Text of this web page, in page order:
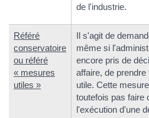
de l'industrie.
Référé
conservatoire
ou référé
« mesures
utiles »
Il s'agit de
même si
encore pris de
affaire, de
utile. Cette
toutefois pas faire
l'exécution d'une